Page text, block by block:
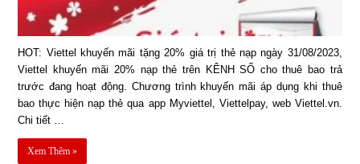
HOT: Viettel khuyến mãi tặng 20% giá trị thẻ nạp ngày 31/08/2023,
Viettel khuyến mãi 20% nạp thẻ trên KÊNH SỐ cho thuê bao trả
trước đang hoạt động. Chương trình khuyến mãi áp dụng khi thuê
bao thực hiện nạp thẻ qua app Myviettel, Viettelpay, web Viettel.vn.
Chi tiết …
Xem Thêm »